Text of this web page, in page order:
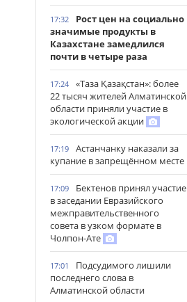
17:32
Рост цен на социально
значимые продукты в
Казахстане замедлился
почти в четыре раза
17:24
«Таза Қазақстан»: более
22 тысяч жителей Алматинской
области приняли участие в
экологической акции
17:19
Астанчанку наказали за
купание в запрещённом месте
17:09
Бектенов принял участие
в заседании Евразийского
межправительственного
совета в узком формате в
Чолпон-Ате
17:01
Подсудимого лишили
последнего слова в
Алматинской области